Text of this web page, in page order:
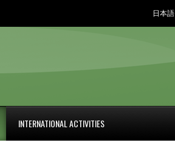
日本語
INTERNATIONAL ACTIVITIES